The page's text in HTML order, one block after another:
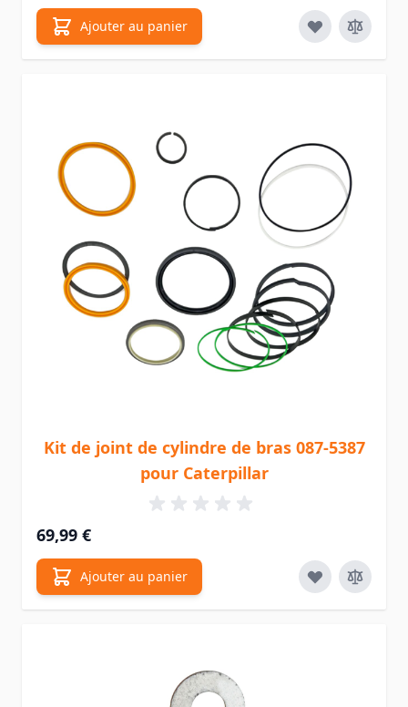
Ajouter au panier
Kit de joint de cylindre de bras 087-5387
pour Caterpillar
69,99 €
Ajouter au panier